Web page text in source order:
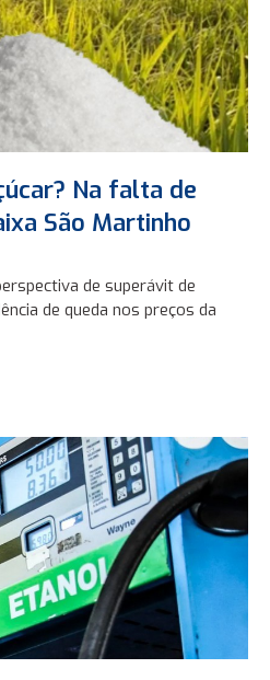
Na falta de
São Martinho
de superávit de
de queda nos preços da